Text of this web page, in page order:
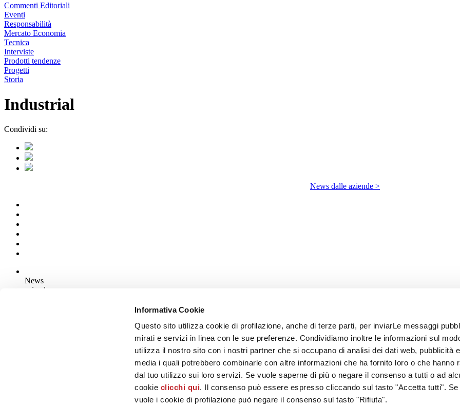
Informativa Cookie
Questo sito utilizza cookie di profilazione, anche di terze parti, per inviarLe messaggi
mirati e servizi in linea con le sue preferenze. Condividiamo inoltre le informazioni sul
utilizza il nostro sito con i nostri partner che si occupano di analisi dei dati web, pubblicità
media i quali potrebbero combinarle con altre informazioni che ha fornito loro o che hanno
dal tuo utilizzo sui loro servizi. Se vuole saperne di più o negare il consenso a tutti o ad
cookie clicchi qui. Il consenso può essere espresso cliccando sul tasto "Accetta tutti". Se
vuole i cookie di profilazione può negare il consenso sul tasto "Rifiuta".
Commenti Editoriali
Eventi
Responsabilità
Mercato Economia
Tecnica
Interviste
Prodotti tendenze
Progetti
Storia
Industrial
Condividi su:
News dalle aziende >
News
aziende
Viale Monte Santo, 40 - 41049 Sassuolo (MO) - Italy
Capitale Sociale: 2.500.000 euro - Codice fiscale e P.IVA 00853700367